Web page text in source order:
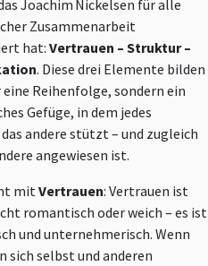
Joachim Nickelsen für alle
Zusammenarbeit
hat:Vertrauen – Struktur –
. Diese drei Elemente bilden
Reihenfolge, sondern ein
Gefüge, in dem jedes
andere stützt – und zugleich
angewiesen ist.
mitVertrauen: Vertrauen ist
romantisch oder weich – es ist
und unternehmerisch. Wenn
sich selbst und anderen